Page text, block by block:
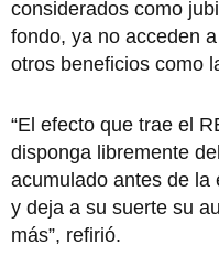
considerados como
fondo, ya no acceden
otros beneficios como
“El efecto que trae el
disponga libremente
acumulado antes de la
y deja a su suerte su
más”, refirió.